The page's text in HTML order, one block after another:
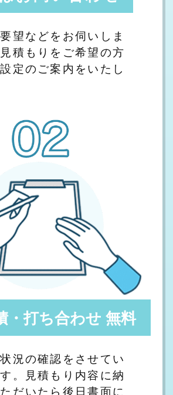
望などをお伺いしま
積もりをご希望の方
定のご案内をいたし
・打ち合わせ 無料
況の確認をさせてい
。見積もり内容に納
だいたら後日書面に